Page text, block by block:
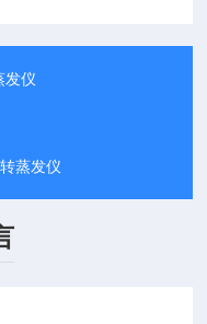
发仪
蒸发仪